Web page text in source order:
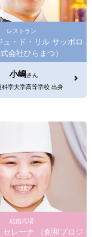
レストラン
ュ・ド・リル サッポロ
式会社ひらまつ）
小嶋さん
科学大学高等学校 出身
結婚式場
セレーナ （創和プロジ